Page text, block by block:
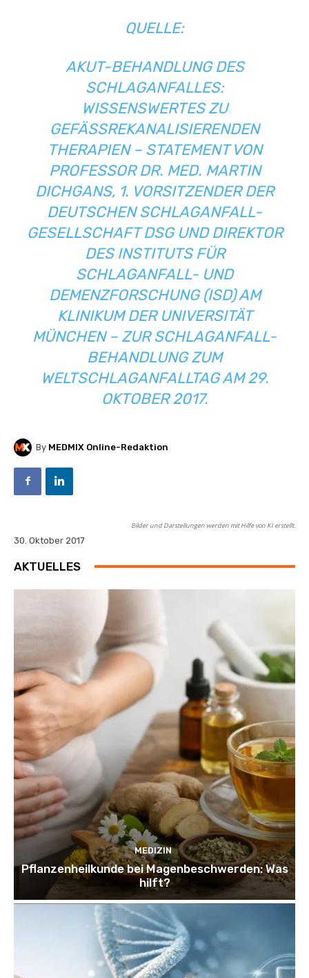
QUELLE:
AKUT-BEHANDLUNG DES
SCHLAGANFALLES:
WISSENSWERTES ZU
GEFÄSSREKANALISIERENDEN T
HERAPIEN – STATEMENT VON P
ROFESSOR DR. MED. MARTIN D
ICHGANS, 1. VORSITZENDER DER
DEUTSCHEN SCHLAGANFALL-
GESELLSCHAFT DSGUND DIREKTOR
DESINSTITUTS FÜR
SCHLAGANFALL- UND
DEMENZFORSCHUNG (ISD) AM
KLINIKUM DER UNIVERSITÄT
MÜNCHEN– ZUR SCHLAGANFALL-
BEHANDLUNG ZUM
WELTSCHLAGANFALLTAG AM 29.
OKTOBER 2017.
By MEDMIX Online-Redaktion
Bilder und Darstellungen werden mit Hilfe von KI erstellt.
30. Oktober 2017
AKTUELLES
MEDIZIN
Pflanzenheilkunde bei Magenbeschwerden: Was
hilft?